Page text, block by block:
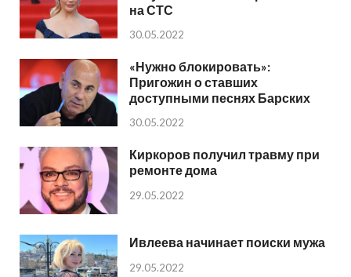
на СТС
30.05.2022
«Нужно блокировать»:
Пригожин о ставших
доступными песнях Барских
30.05.2022
Киркоров получил травму при
ремонте дома
29.05.2022
Ивлеева начинает поиски мужа
29.05.2022